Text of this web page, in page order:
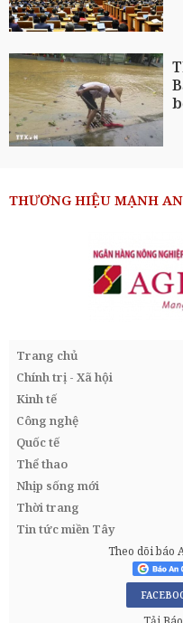
THƯƠNG HIỆU MẠNH
Trang chủ
Chính trị - Xã hội
Kinh tế
Công nghệ
Quốc tế
Thể thao
Nhịp sống mới
Thời trang
Tin tức miền Tây
Theo dõi báo